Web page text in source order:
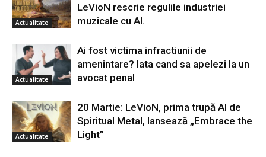
Actualitate
LeVioN rescrie regulile industriei
muzicale cu AI.
Actualitate
Ai fost victima infractiunii de
amenintare? Iata cand sa apelezi la un
avocat penal
Actualitate
20 Martie: LeVioN, prima trupă AI de
Spiritual Metal, lansează „Embrace the
Light”